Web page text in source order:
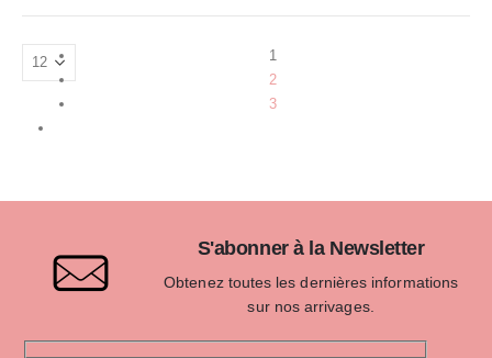
1
2
3
S'abonner à la Newsletter
Obtenez toutes les dernières informations
sur nos arrivages.